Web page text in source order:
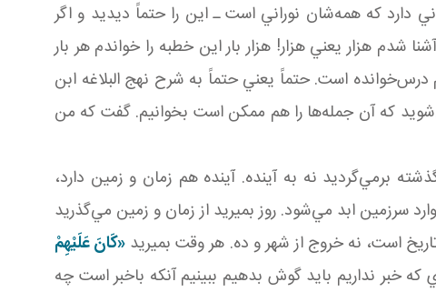
دارد که همه‌شان نوراني است ـ اين را حتماً ديديد و اگر
هزار يعني هزار! هزار بار اين خطبه را خواندم هر بار
است. حتماً يعني حتماً به شرح نهج البلاغه ابن
که آن جمله‌ها را هم ممکن است بخوانيم. گفت که من
برمي‌گرديد نه به آينده. آينده هم زمان و زمين دارد،
سرزمين ابد مي‌شود. روز بميريد از زمان و زمين مي‌گذريد
است، نه خروج از شهر و ده. هر وقت بميريد «كَانَ‏ عَلَيْهِمْ‏
نداريم بايد گوش بدهيم ببينيم آنکه باخبر است چه